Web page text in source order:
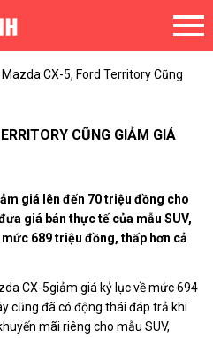
CX-5, Ford Territory Cũng
CŨNG GIẢM GIÁ
giá lên đến 70 triệu đồng cho
giá bán thực tế của mẫu SUV,
689 triệu đồng, thấp hơn cả
CX-5giảm giá kỷ lục về mức 694
cũng đã có động thái đáp trả khi
mãi riêng cho mẫu SUV,